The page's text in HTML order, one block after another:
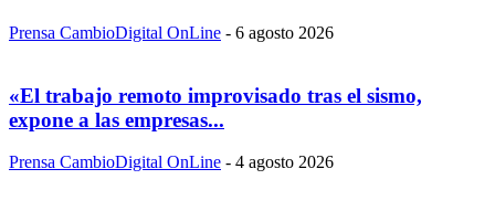
Prensa CambioDigital OnLine - 6 agosto 2026
«El trabajo remoto improvisado tras el sismo,
expone a las empresas...
Prensa CambioDigital OnLine - 4 agosto 2026